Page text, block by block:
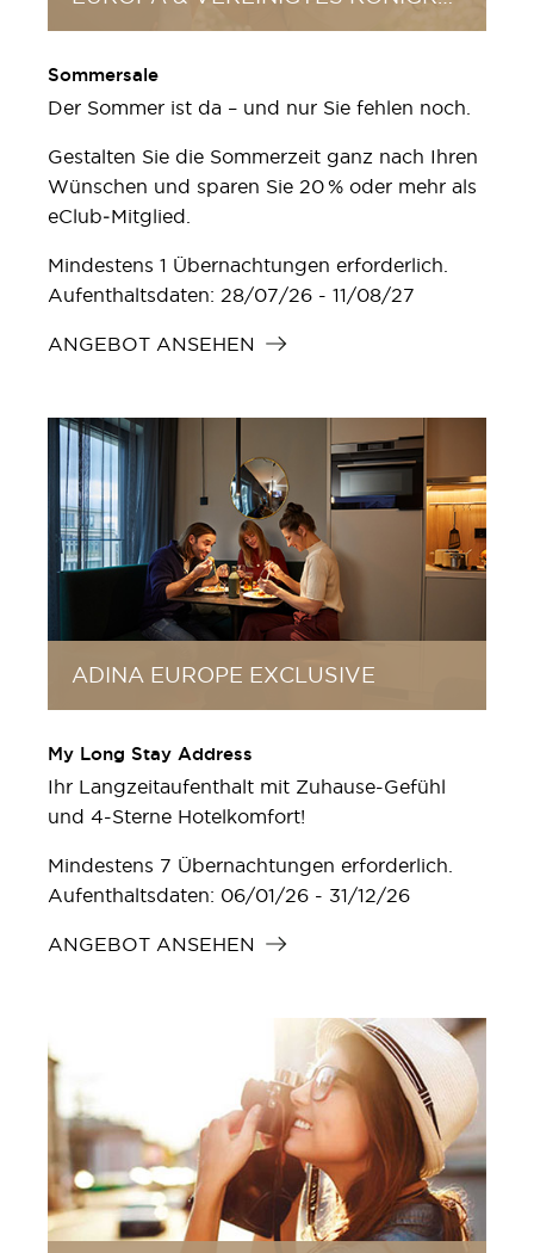
Sommersale
Der Sommer ist da – und nur Sie fehlen noch.
Gestalten Sie die Sommerzeit ganz nach Ihren
Wünschen und sparen Sie 20 % oder mehr als
eClub‑Mitglied.
Mindestens 1 Übernachtungen erforderlich.
Aufenthaltsdaten: 28/07/26 - 11/08/27
ANGEBOT ANSEHEN
ADINA EUROPE EXCLUSIVE
My Long Stay Address
Ihr Langzeitaufenthalt mit Zuhause-Gefühl
und 4-Sterne Hotelkomfort!
Mindestens 7 Übernachtungen erforderlich.
Aufenthaltsdaten: 06/01/26 - 31/12/26
ANGEBOT ANSEHEN